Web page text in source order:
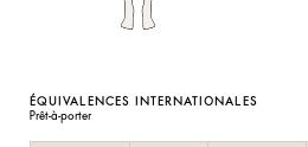
ÉQUIVALENCES INTERNATIONALES
Prêt-à-porter